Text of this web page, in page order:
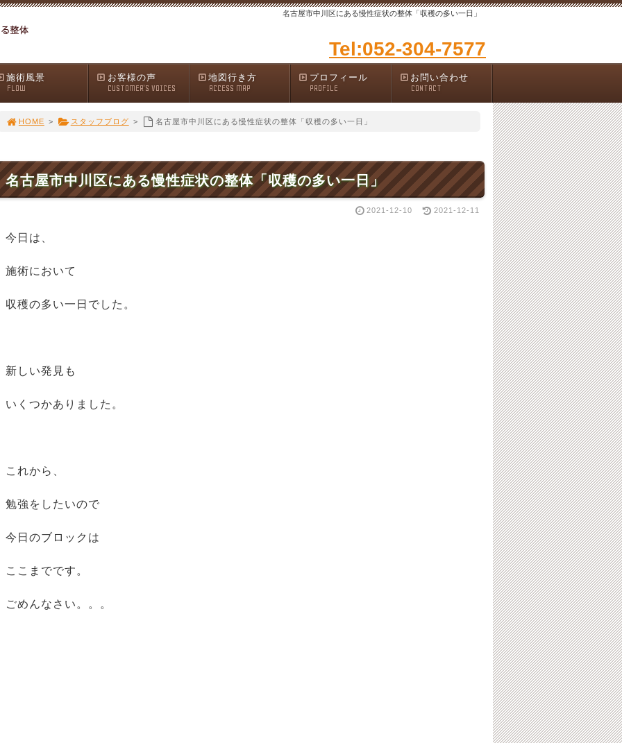
名古屋市中川区にある慢性症状の整体「収穫の多い一日」
Tel:052-304-7577
施術風景
FLOW
お客様の声
CUSTOMER'S VOICES
地図行き方
ACCESS MAP
プロフィール
PROFILE
お問い合わせ
CONTACT
HOME > スタッフブログ > 名古屋市中川区にある慢性症状の整体「収穫の多い一日」
名古屋市中川区にある慢性症状の整体「収穫の多い一日」
2021-12-10 2021-12-11
今日は、
施術において
収穫の多い一日でした。
新しい発見も
いくつかありました。
これから、
勉強をしたいので
今日のブロックは
ここまでです。
ごめんなさい。。。